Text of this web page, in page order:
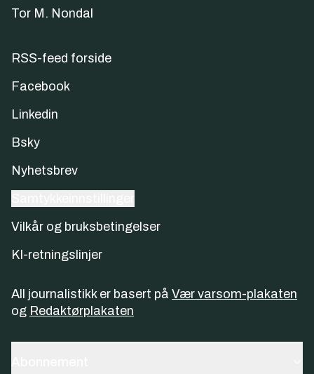
Tor M. Nondal
RSS-feed forside
Facebook
Linkedin
Bsky
Nyhetsbrev
Vilkår og bruksbetingelser
KI-retningslinjer
All journalistikk er basert på Vær varsom-plakaten
og Redaktørplakaten